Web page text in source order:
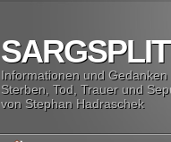
Informationen und
Sterben, Tod, Trauer und
von Stephan Hadraschek